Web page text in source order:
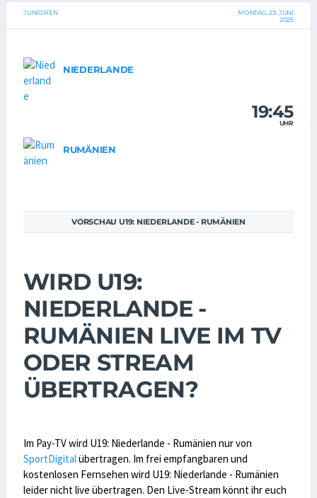
JUNIOREN
MONTAG, 23. JUNI
2025
NIEDERLANDE
19:45
UHR
RUMÄNIEN
VORSCHAU U19: NIEDERLANDE - RUMÄNIEN
WIRD U19:
NIEDERLANDE -
RUMÄNIEN LIVE IM TV
ODER STREAM
ÜBERTRAGEN?
Im Pay-TV wird U19: Niederlande - Rumänien nur von
SportDigitalübertragen. Im frei empfangbaren und
kostenlosen Fernsehen wird U19: Niederlande - Rumänien
leider nicht live übertragen. Den Live-Stream könnt ihr euch